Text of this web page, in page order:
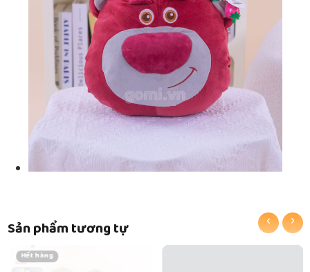
Sản phẩm tương tự
Hết hàng
‹ ›